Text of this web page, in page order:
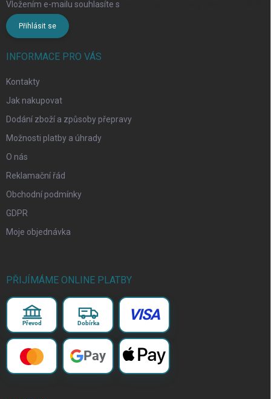
Vložením e-mailu souhlasíte s
Přihlásit se
INFORMACE PRO VÁS
Kontakty
Jak nakupovat
Dodání zboží a způsoby přepravy
Možnosti platby a úhrady
O nás
Reklamační řád
Obchodní podmínky
GDPR
Moje objednávka
PŘIJÍMÁME ONLINE PLATBY
Převod Dobírka VISA
Pay